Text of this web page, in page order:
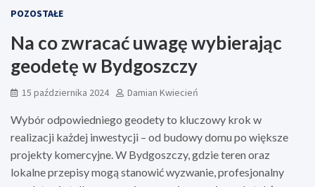
POZOSTAŁE
Na co zwracać uwagę wybierając
geodetę w Bydgoszczy
15 października 2024 Damian Kwiecień
Wybór odpowiedniego geodety to kluczowy krok w
realizacji każdej inwestycji – od budowy domu po większe
projekty komercyjne. W Bydgoszczy, gdzie teren oraz
lokalne przepisy mogą stanowić wyzwanie, profesjonalny